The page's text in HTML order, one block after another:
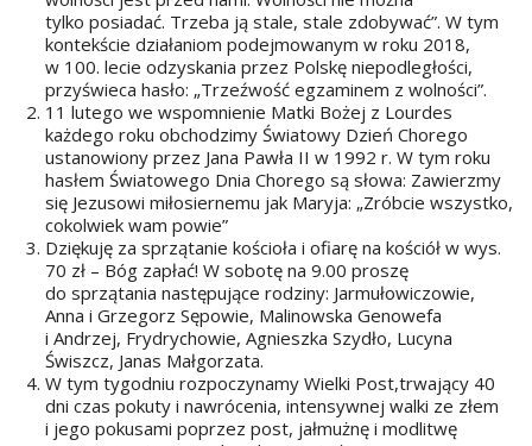
tylko posiadać. Trzeba ją stale, stale zdobywać”. W tym
kontekście działaniom podejmowanym w roku 2018,
w 100. lecie odzyskania przez Polskę niepodległości,
przyświeca hasło: „Trzeźwość egzaminem z wolności”.
11 lutego we wspomnienie Matki Bożej z Lourdes
każdego roku obchodzimy Światowy Dzień Chorego
ustanowiony przez Jana Pawła II w 1992 r. W tym roku
hasłem Światowego Dnia Chorego są słowa: Zawierzmy
się Jezusowi miłosiernemu jak Maryja: „Zróbcie wszystko,
cokolwiek wam powie”
Dziękuję za sprzątanie kościoła i ofiarę na kościół w wys.
70 zł – Bóg zapłać! W sobotę na 9.00 proszę
do sprzątania następujące rodziny: Jarmułowiczowie,
Anna i Grzegorz Sępowie, Malinowska Genowefa
i Andrzej, Frydrychowie, Agnieszka Szydło, Lucyna
Świszcz, Janas Małgorzata.
W tym tygodniu rozpoczynamy Wielki Post,trwający 40
dni czas pokuty i nawrócenia, intensywnej walki ze złem
i jego pokusami poprzez post, jałmużnę i modlitwę